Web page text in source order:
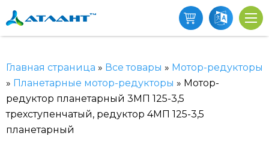
Главная страница » Все товары » Мотор-редукторы
» Планетарные мотор-редукторы » Мотор-
редуктор планетарный 3МП 125-3,5
трехступенчатый, редуктор 4МП 125-3,5
планетарный